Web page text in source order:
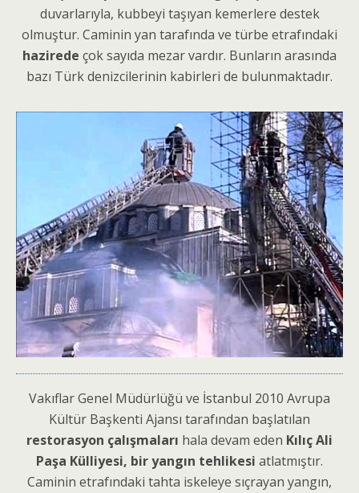
duvarlarıyla, kubbeyi taşıyan kemerlere destek
olmuştur. Caminin yan tarafında ve türbe etrafındaki
hazirede çok sayıda mezar vardır. Bunların arasında
bazı Türk denizcilerinin kabirleri de bulunmaktadır.
Vakıflar Genel Müdürlüğü ve İstanbul 2010 Avrupa
Kültür Başkenti Ajansı tarafından başlatılan
restorasyon çalışmaları hala devam eden Kılıç Ali
Paşa Külliyesi, bir yangın tehlikesi atlatmıştır.
Caminin etrafındaki tahta iskeleye sıçrayan yangın,